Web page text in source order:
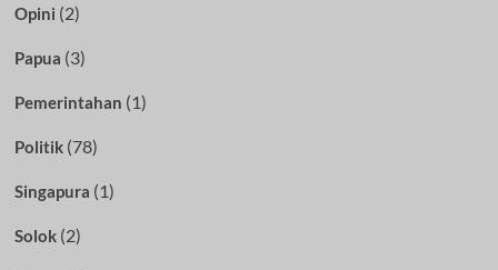
Opini (2)
Papua (3)
Pemerintahan (1)
Politik(78)
Singapura (1)
Solok(2)